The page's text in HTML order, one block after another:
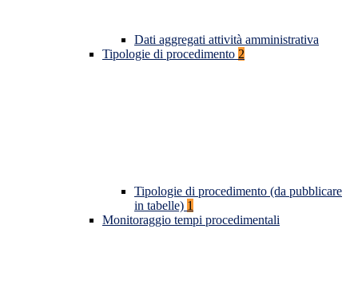
Dati aggregati attività amministrativa
Tipologie di procedimento 2
Tipologie di procedimento (da pubblicare
in tabelle) 1
Monitoraggio tempi procedimentali